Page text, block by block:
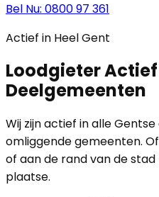
Bel Nu: 0800 97 361
Actief in Heel Gent
Loodgieter
Deelgemeenten
Wij zijn actief in alle
omliggende gemeenten.
of aan de rand van de
plaatse.